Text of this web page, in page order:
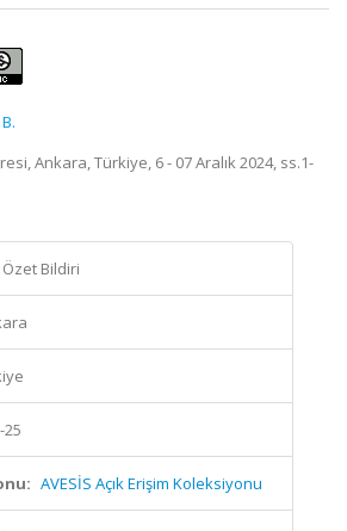
Ankara, Türkiye, 6 - 07 Aralık 2024, ss.1-
Bildiri
25
AVESİS Açık Erişim Koleksiyonu